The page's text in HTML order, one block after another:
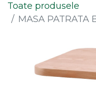
Toate produsele
MASA PATRATA